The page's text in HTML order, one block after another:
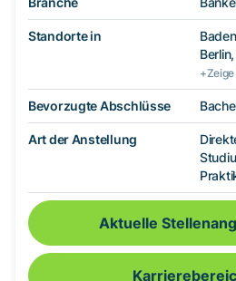
Standorte in
Bevorzugte Abschlüsse
Art der Anstellung
Aktuelle